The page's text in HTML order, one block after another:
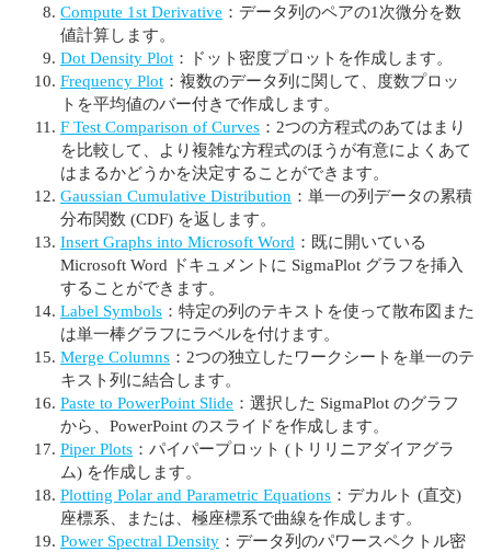
Compute 1st Derivative ：データ列のペアの1次微分を数
値計算します。
Dot Density Plot ：ドット密度プロットを作成します。
Frequency Plot ：複数のデータ列に関して、度数プロッ
トを平均値のバー付きで作成します。
F Test Comparison of Curves ：2つの方程式のあてはまり
を比較して、より複雑な方程式のほうが有意によくあて
はまるかどうかを決定することができます。
Gaussian Cumulative Distribution ：単一の列データの累積
分布関数 (CDF) を返します。
Insert Graphs into Microsoft Word ：既に開いている
Microsoft Word ドキュメントに SigmaPlot グラフを挿入
することができます。
Label Symbols ：特定の列のテキストを使って散布図また
は単一棒グラフにラベルを付けます。
Merge Columns ：2つの独立したワークシートを単一のテ
キスト列に結合します。
Paste to PowerPoint Slide ：選択した SigmaPlot のグラフ
から、PowerPoint のスライドを作成します。
Piper Plots ：パイパープロット (トリリニアダイアグラ
ム) を作成します。
Plotting Polar and Parametric Equations ：デカルト (直交)
座標系、または、極座標系で曲線を作成します。
Power Spectral Density ：データ列のパワースペクトル密